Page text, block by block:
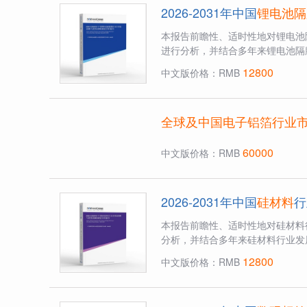
2026-2031年中国锂电池
本报告前瞻性、适时性地对锂电
进行分析，并结合多年来锂电池
中文版价格：RMB 12800
全球及中国电子铝箔行业
中文版价格：RMB60000
2026-2031年中国硅材料
本报告前瞻性、适时性地对硅材
分析，并结合多年来硅材料行业
中文版价格：RMB 12800